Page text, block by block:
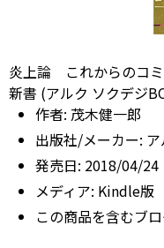
炎上論 これからのコ
新書 (アルク ソクデジ
作者: 茂木健一郎
出版社/メーカー:
発売日: 2018/04/24
メディア: Kindle版
この商品を含むブ